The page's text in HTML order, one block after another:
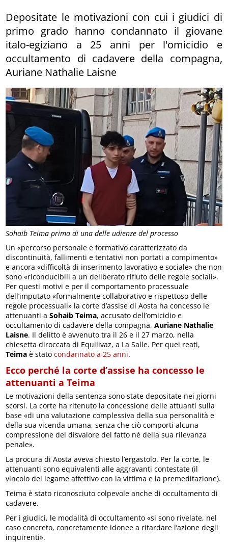
Sohaib Teima prima di una delle udienze del processo
Depositate le motivazioni con cui i giudici di
primo grado hanno condannato il giovane
italo-egiziano a 25 anni per l'omicidio e
occultamento di cadavere della compagna,
Auriane Nathalie Laisne
Un «percorso personale e formativo caratterizzato da
discontinuità, fallimenti e tentativi non portati a compimento»
e ancora «difficoltà di inserimento lavorativo e sociale» che non
sono «riconducibili a un deliberato rifiuto delle regole sociali».
Per questi motivi e per il comportamento processuale
dell’imputato «formalmente collaborativo e rispettoso delle
regole processuali» la corte d’assise di Aosta ha concesso le
attenuanti aSohaib Teima, accusato dell’omicidio e
occultamento di cadavere della compagna,Auriane Nathalie
Laisne. Il delitto è avvenuto tra il 26 e il 27 marzo, nella
chiesetta diroccata di Equilivaz, a La Salle. Per quei reati,
Teima è statocondannato a 25 anni.
Ecco perché la corte d’assise ha concesso le
attenuanti a Teima
Le motivazioni della sentenza sono state depositate nei giorni
scorsi. La corte ha ritenuto la concessione delle attuanti sulla
base «di una valutazione complessiva della sua personalità e
della sua vicenda umana, senza che ciò comporti alcuna
compressione del disvalore del fatto né della sua rilevanza
penale».
La procura di Aosta aveva chiesto l’ergastolo. Per la corte, le
attenuanti sono equivalenti alle aggravanti contestate (il
vincolo del legame affettivo con la vittima e la premeditazione).
Teima è stato riconosciuto colpevole anche di occultamento di
cadavere.
Per i giudici, le modalità di occultamento «si sono rivelate, nel
caso concreto, concretamente idonee a ritardare l’azione degli
inquirenti».